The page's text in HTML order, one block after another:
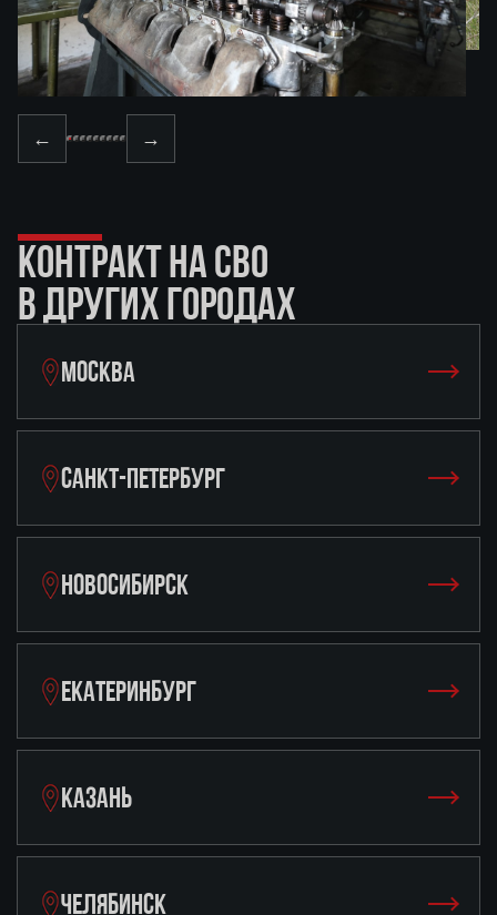
← →
КОНТРАКТ НА СВО
В ДРУГИХ ГОРОДАХ
МОСКВА
САНКТ-ПЕТЕРБУРГ
НОВОСИБИРСК
ЕКАТЕРИНБУРГ
КАЗАНЬ
ЧЕЛЯБИНСК